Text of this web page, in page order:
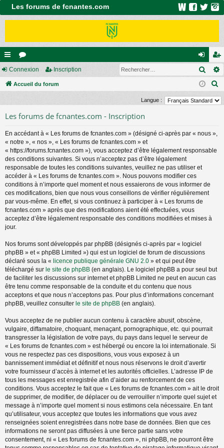
Les forums de fcnantes.com
ac
co
ci
s
or
u
s
on
ne
xi
ns
cri
pti
Connexion Inscription
Accueil du forum
c
Langue :
Les forums de fcnantes.com - Inscription
En accédant à « Les forums de fcnantes.com » (désigné ci-après par « nous »,
« notre », « nos », « Les forums de fcnantes.com » et
« https://forums.fcnantes.com »), vous acceptez d’être légalement responsable
des conditions suivantes. Si vous n’acceptez pas d’être légalement
responsable de toutes les conditions suivantes, veuillez ne pas utiliser et
accéder à « Les forums de fcnantes.com ». Nous pouvons modifier ces
conditions à n’importe quel moment et nous essaierons de vous informer de
ces modifications, bien que nous vous conseillons de vérifier régulièrement
par vous-même. En effet, si vous continuez à participer à « Les forums de
fcnantes.com » après que des modifications aient été effectuées, vous
acceptez d’être légalement responsable des conditions modifiées et mises à
jour.
Nos forums sont développés par phpBB (désignés ci-après par « logiciel
phpBB » et « phpBB Limited ») qui est un logiciel de forum de discussions
déclaré sous la « licence publique générale GNU 2.0 » et qui peut être
téléchargé sur le site de phpBB (en anglais). Le logiciel phpBB a pour seul but
de faciliter les discussions sur internet et phpBB Limited ne peut en aucun cas
être tenu comme responsable de la conduite et du contenu que nous
acceptons et que nous n’acceptons pas. Pour plus d’informations concernant
phpBB, veuillez consulter le site de phpBB (en anglais).
Vous acceptez de ne publier aucun contenu à caractère abusif, obscène,
vulgaire, diffamatoire, choquant, menaçant, pornographique, etc. qui pourrait
transgresser la législation de votre pays, du pays dans lequel le serveur de
« Les forums de fcnantes.com » est hébergé ou encore la loi internationale. Si
vous ne respectez pas ces dispositions, vous vous exposez à un
bannissement immédiat et définitif et nous nous réservons le droit d’avertir
votre fournisseur d’accès à internet et les autorités officielles. L’adresse IP de
tous les messages est enregistrée afin d’aider au renforcement de ces
conditions. Vous acceptez le fait que « Les forums de fcnantes.com » ait le droit
de supprimer, de modifier, de déplacer ou de verrouiller n’importe quel sujet et
message à n’importe quel moment si nous estimons cela nécessaire. En tant
qu’utilisateur, vous acceptez que toutes les informations que vous avez
renseignées soient enregistrées dans notre base de données. Bien que ces
informations ne seront pas diffusées à une tierce partie sans votre
consentement, ni « Les forums de fcnantes.com », ni phpBB, ne pourront être